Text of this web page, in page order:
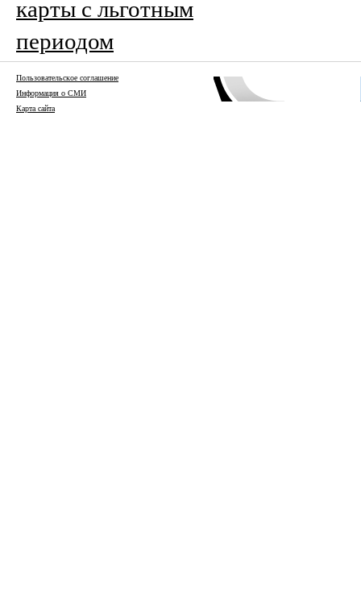
карты с льготным
периодом
Пользовательское соглашение
Информация о СМИ
Карта сайта